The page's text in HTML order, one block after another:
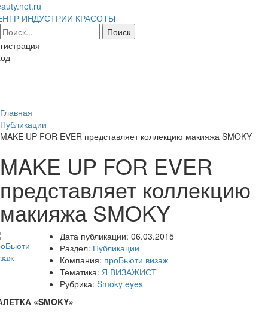
ИНДУСТРИИ КРАСОТЫ
Главная
Публикации
MAKE UP FOR EVER представляет коллекцию макияжа SMOKY
MAKE UP FOR EVER
представляет коллекцию
макияжа SMOKY
Дата публикации: 06.03.2015
Раздел: Публикации
Компания: проБьюти визаж
Тематика: Я ВИЗАЖИСТ
Рубрика: Smoky eyes
«SMOKY»